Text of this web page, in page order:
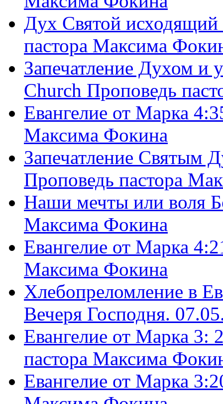
Дух Святой
пастора Максима
Запечатление Духом и
Church Проповедь
Евангелие от Марка
Максима Фокина
Запечатление Святым
Проповедь пастора
Наши мечты или воля
Максима Фокина
Евангелие от Марка
Максима Фокина
Хлебопреломление в
Вечеря Господня.
Евангелие от Марка 3:
пастора Максима
Евангелие от Марка